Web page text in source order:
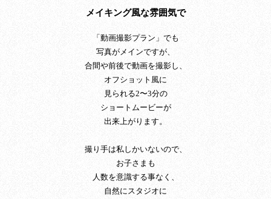
メイキング風な雰囲気で
「動画撮影プラン」でも
写真がメインですが、
合間や前後で動画を撮影し、
オフショット風に
見られる2〜3分の
ショートムービーが
出来上がります。
撮り手は私しかいないので、
お子さまも
人数を意識する事なく、
自然にスタジオに